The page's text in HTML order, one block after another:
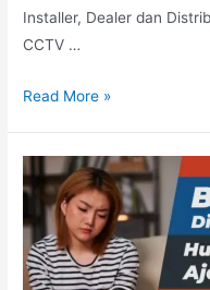
Installer, Dealer dan
CCTV …
Read More »